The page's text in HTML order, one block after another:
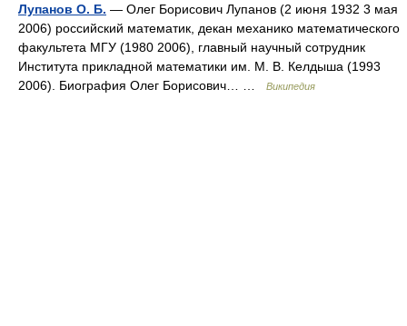
Лупанов О. Б. — Олег Борисович Лупанов (2 июня 1932 3 мая
2006) российский математик, декан механико математического
факультета МГУ (1980 2006), главный научный сотрудник
Института прикладной математики им. М. В. Келдыша (1993
2006). Биография Олег Борисович… …
Википедия